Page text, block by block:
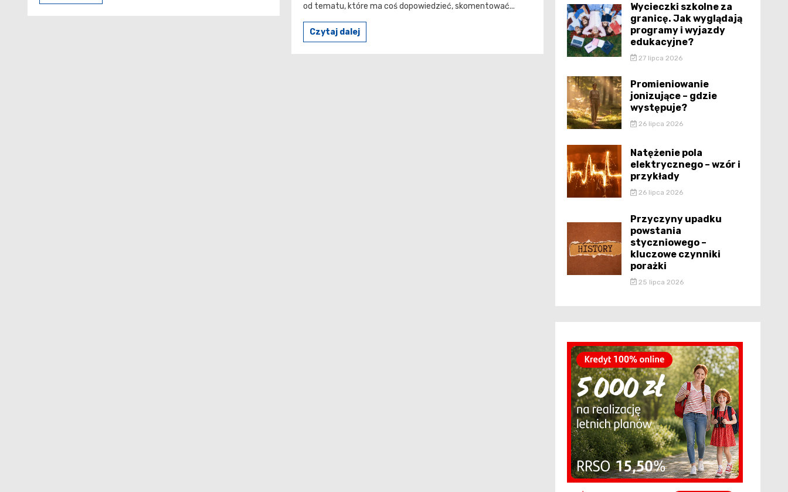
od tematu, które ma coś dopowiedzieć, skomentować...
Czytaj dalej
Wycieczki szkolne za
granicę. Jak wyglądają
programy i wyjazdy
edukacyjne?
27 lipca 2026
Promieniowanie
jonizujące – gdzie
występuje?
26 lipca 2026
Natężenie pola
elektrycznego – wzór i
przykłady
26 lipca 2026
Przyczyny upadku
powstania
styczniowego –
kluczowe czynniki
porażki
25 lipca 2026